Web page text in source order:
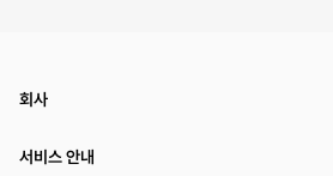
회사
서비스 안내